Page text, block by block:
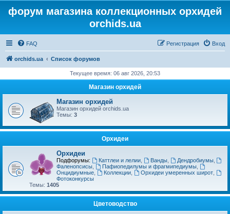
форум магазина коллекционных орхидей
orchids.ua
FAQ Вход
Регистрация
orchids.ua Список форумов
Текущее время: 06 авг 2026, 20:53
Магазин орхидей
Магазин орхидей
Магазин орхидей orchids.ua
Темы: 3
Орхидеи
Орхидеи
Подфорумы: Каттлеи и лелии, Ванды, Дендробиумы,
Фаленопсисы
Пафиопедилумы и фрагмипедиумы,
Онцидиумные
Коллекции, Орхидеи умеренных широт,
Фотоконкурсы
Темы: 1405
Цветоводство